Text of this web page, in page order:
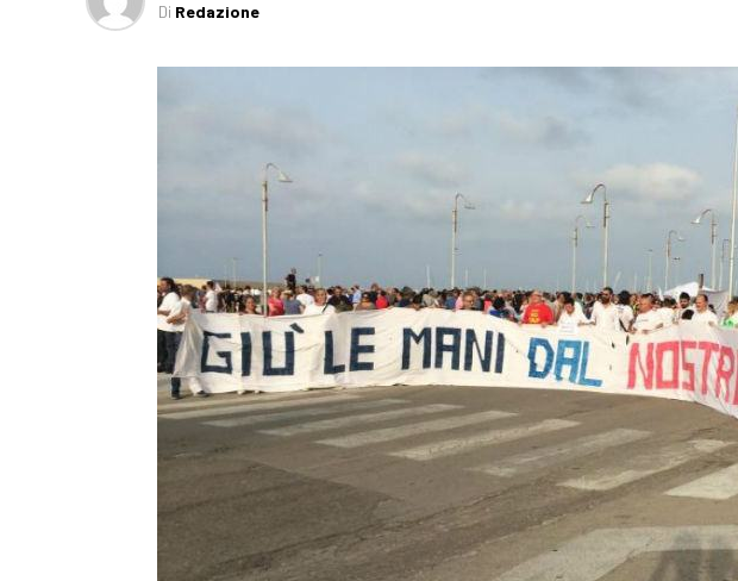
Di Redazione